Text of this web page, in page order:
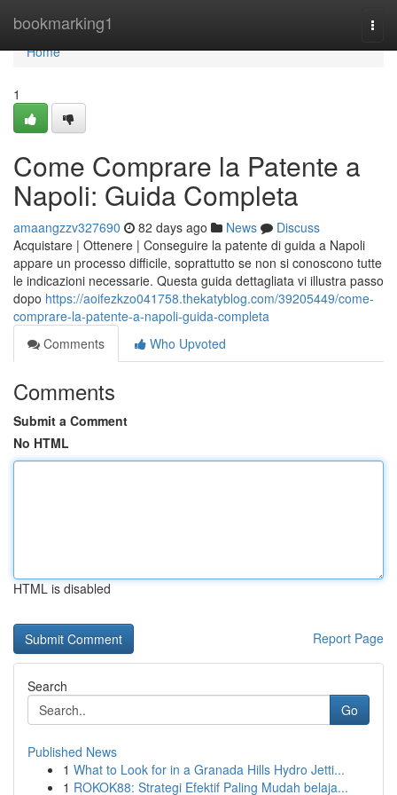
bookmarking1
Home
Home
1
Come Comprare la Patente a
Napoli: Guida Completa
amaangzzv327690 82 days ago News
Discuss
Acquistare | Ottenere | Conseguire la patente di guida a Napoli
appare un processo difficile, soprattutto se non si conoscono tutte
le indicazioni necessarie. Questa guida dettagliata vi illustra passo
dopo https://aoifezkzo041758.thekatyblog.com/39205449/come-
comprare-la-patente-a-napoli-guida-completa
Comments
Who Upvoted
Comments
Submit a Comment
No HTML
HTML is disabled
Report Page
Search
Go
Published News
1 What to Look for in a Granada Hills Hydro Jetti...
1 ROKOK88: Strategi Efektif Paling Mudah belaja...